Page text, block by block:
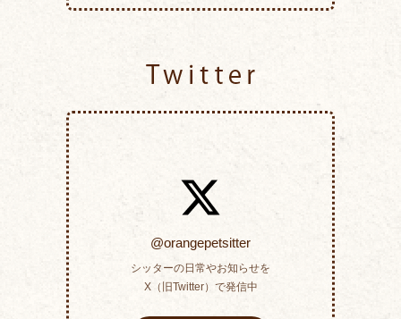
@orangepetsitter
シッターの日常やお知らせを
X（旧Twitter）で発信中